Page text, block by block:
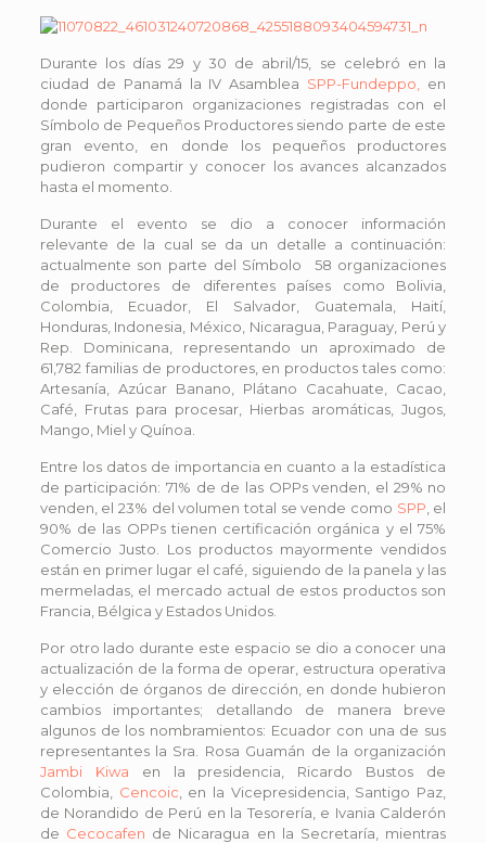
Durante los días 29 y 30 de abril/15, se celebró en la
ciudad de Panamá la IV Asamblea SPP-Fundeppo,
en
donde participaron organizaciones registradas con el
Símbolo de Pequeños Productores siendo parte de este
gran evento, en donde los pequeños productores
pudieron compartir y conocer los avances alcanzados
hasta el momento.
Durante el evento se dio a conocer información
relevante de la cual se da un detalle a continuación:
actualmente son parte del Símbolo 58 organizaciones
de productores de diferentes países como Bolivia,
Colombia, Ecuador, El Salvador, Guatemala, Haití,
Honduras, Indonesia, México, Nicaragua, Paraguay, Perú y
Rep. Dominicana, representando un aproximado de
61,782 familias de productores, en productos tales como:
Artesanía, Azúcar Banano, Plátano Cacahuate, Cacao,
Café, Frutas para procesar, Hierbas aromáticas, Jugos,
Mango, Miel y Quínoa.
Entre los datos de importancia en cuanto a la estadística
de participación: 71% de de las OPPs venden, el 29% no
venden, el 23% del volumen total se vende como SPP , el
90% de las OPPs tienen certificación orgánica y el 75%
Comercio Justo. Los productos mayormente vendidos
están en primer lugar el café, siguiendo de la panela y las
mermeladas, el mercado actual de estos productos son
Francia, Bélgica y Estados Unidos.
Por otro lado durante este espacio se dio a conocer una
actualización de la forma de operar, estructura operativa
y elección de órganos de dirección, en donde hubieron
cambios importantes; detallando de manera breve
algunos de los nombramientos: Ecuador con una de sus
representantes la Sra. Rosa Guamán de la organización
Jambi Kiwa en la presidencia, Ricardo Bustos de
Colombia, Cencoic , en la Vicepresidencia, Santigo Paz,
de Norandido de Perú en la Tesorería, e Ivania Calderón
de Cecocafen de Nicaragua en la Secretaría, mientras